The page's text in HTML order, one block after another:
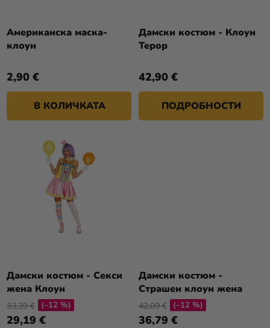
Kонтакт
на
магазина
Вход
О
Д
К
Т
Т
Е
Американска маска-
клоун
2,90 €
В КОЛИЧКАТА
Дамски костюм - Клоун
Терор
42,90 €
ПОДРОБНОСТИ
Дамски костюм - Секси
жена Клоун
29,19 €
33,39 € (–12 %)
Дамски костюм -
Страшен клоун жена
36,79 €
42,09 € (–12 %)